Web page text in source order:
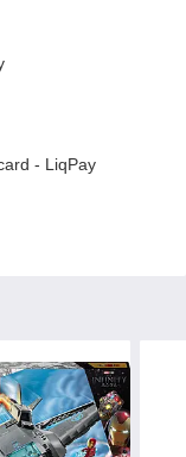
- LiqPay